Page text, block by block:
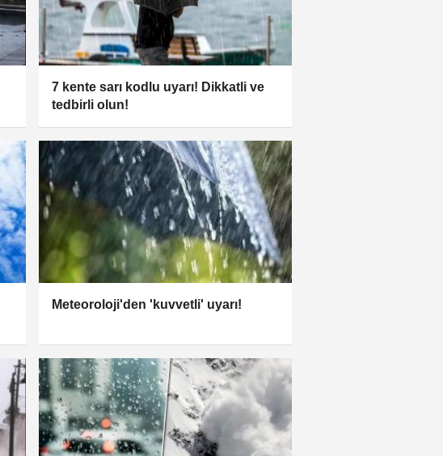
7 kente sarı kodlu uyarı! Dikkatli ve
tedbirli olun!
Meteoroloji'den 'kuvvetli' uyarı!